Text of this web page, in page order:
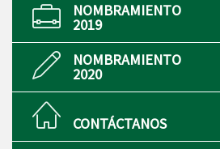
NOMBRAMIENTO
2019
NOMBRAMIENTO
2020
CONTÁCTANOS